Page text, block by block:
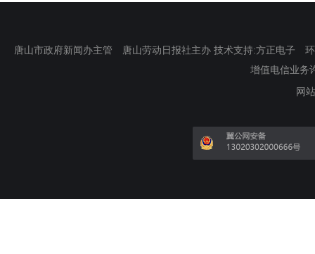
唐山市政府新闻办主管 唐山劳动日报社主办 技术支持:方正电子
增值电信业务
网